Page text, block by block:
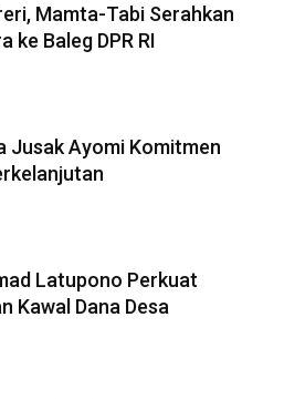
Mamta-Tabi Serahkan
ke Baleg DPR RI
Jusak Ayomi Komitmen
Latupono Perkuat
Kawal Dana Desa